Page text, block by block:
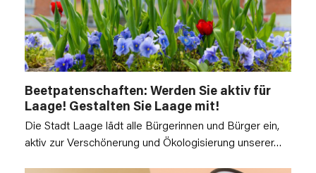
Beetpatenschaften: Werden Sie aktiv für
Laage! Gestalten Sie Laage mit!
Die Stadt Laage lädt alle Bürgerinnen und Bürger ein,
aktiv zur Verschönerung und Ökologisierung unserer…